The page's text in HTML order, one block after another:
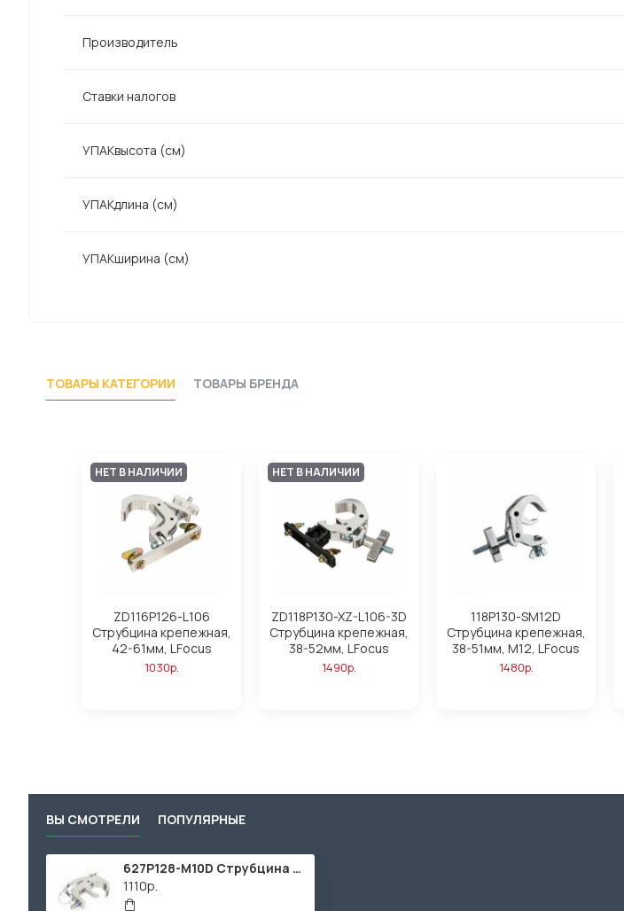
Производитель
Ставки налогов
УПАКвысота (см)
УПАКдлина (см)
УПАКширина (см)
ТОВАРЫ КАТЕГОРИИ ТОВАРЫ БРЕНДА
НЕТ В НАЛИЧИИ
ZD116P126-L106
Струбцина крепежная,
42-61мм, LFocus
1030р.
НЕТ В НАЛИЧИИ
ZD118P130-XZ-L106-3D
Струбцина крепежная,
38-52мм, LFocus
1490р.
118P130-SM12D
Струбцина крепежная,
38-51мм, М12, LFocus
1480р.
ВЫ СМОТРЕЛИ ПОПУЛЯРНЫЕ
627P128-M10D Струбцина крепежная, 49-51мм, М10, LFocus
1110р.